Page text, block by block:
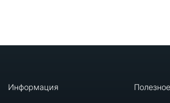
Информация Полезное